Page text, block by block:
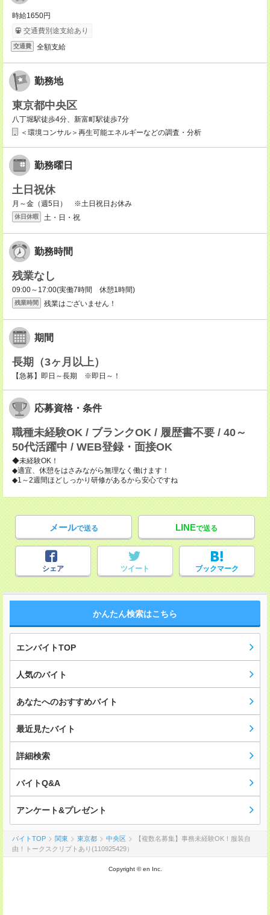
時給1650円
交通費別途支給あり
交通費 全額支給
勤務地
東京都中央区
八丁堀駅徒歩4分、新富町駅徒歩7分
＜環境コンサル＞再生可能エネルギーなどの調査・分析
勤務曜日
土日祝休
月～金（週5日） ※土日祝日お休み
休日休暇 土・日・祝
勤務時間
残業なし
09:00～17:00(実働7時間 休憩1時間)
残業時間 残業はございません！
期間
長期（3ヶ月以上）
【急募】即日～長期 ※即日～！
応募資格・条件
職種未経験OK / ブランクOK / 履歴書不要 / 40～
50代活躍中 / WEB登録・面接OK
◆未経験OK！
◆適宜、休憩をはさみながら無理なく働けます！
◆1～2週間ほどしっかり研修があるから安心ですね
メールで送る LINEで送る
シェア ツイート ブックマーク
かんたん検索はこちら
エンバイトTOP
人気のバイト
あなたへのおすすめバイト
最近見たバイト
詳細検索
バイトQ&A
アンケート&プレゼント
バイトTOP 関東 東京都 中央区
【複数名募集】事務未経験OK！服装自
由！トークスクリプトあり(110925429）
Copyright © en Inc.